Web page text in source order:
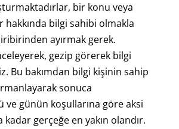
bir konu veya
hakkında bilgi sahibi olmakla
ayırmak gerek.
gezip görerek bilgi
Bu bakımdan bilgi kişinin sahip
sonuca
günün koşullarına göre aksi
kadar gerçeğe en yakın olandır.